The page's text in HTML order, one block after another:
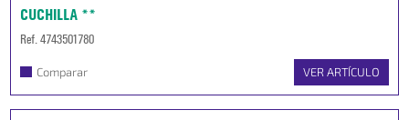
CUCHILLA **
Ref. 4743501780
Comparar VER ARTÍCULO